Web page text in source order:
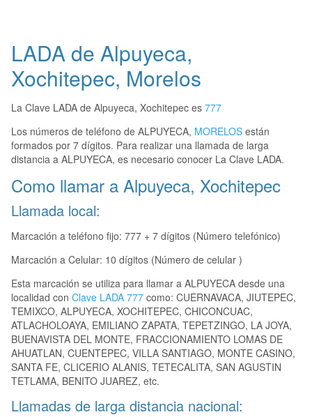
LADA de Alpuyeca,
Xochitepec, Morelos
La Clave LADA de Alpuyeca, Xochitepec es 777
Los números de teléfono de ALPUYECA, MORELOS están
formados por 7 dígitos. Para realizar una llamada de larga
distancia a ALPUYECA, es necesario conocer La Clave LADA.
Como llamar a Alpuyeca, Xochitepec
Llamada local:
Marcación a teléfono fijo: 777 + 7 dígitos (Número telefónico)
Marcación a Celular: 10 dígitos (Número de celular )
Esta marcación se utiliza para llamar a ALPUYECA desde una
localidad con Clave LADA 777 como: CUERNAVACA, JIUTEPEC,
TEMIXCO, ALPUYECA, XOCHITEPEC, CHICONCUAC,
ATLACHOLOAYA, EMILIANO ZAPATA, TEPETZINGO, LA JOYA,
BUENAVISTA DEL MONTE, FRACCIONAMIENTO LOMAS DE
AHUATLAN, CUENTEPEC, VILLA SANTIAGO, MONTE CASINO,
SANTA FE, CLICERIO ALANIS, TETECALITA, SAN AGUSTIN
TETLAMA, BENITO JUAREZ, etc.
Llamadas de larga distancia nacional: